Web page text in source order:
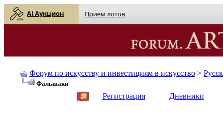
AI Аукцион Прием лотов
Форум по искусству и инвестициям в искусство >
Фальшаки
Регистрация Дневники